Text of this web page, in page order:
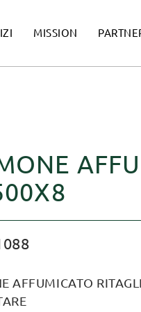
MISSION
AFFUMICATO